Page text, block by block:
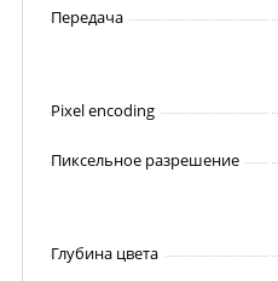
Передача
Pixel encoding
Пиксельное разрешение
Глубина цвета